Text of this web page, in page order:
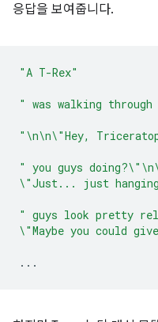
응답을 보여줍니다.
"A T-Rex"
" was walking
"\n\n\"Hey,
" you guys
\"Just... just
" guys look pretty
\"Maybe you could
...